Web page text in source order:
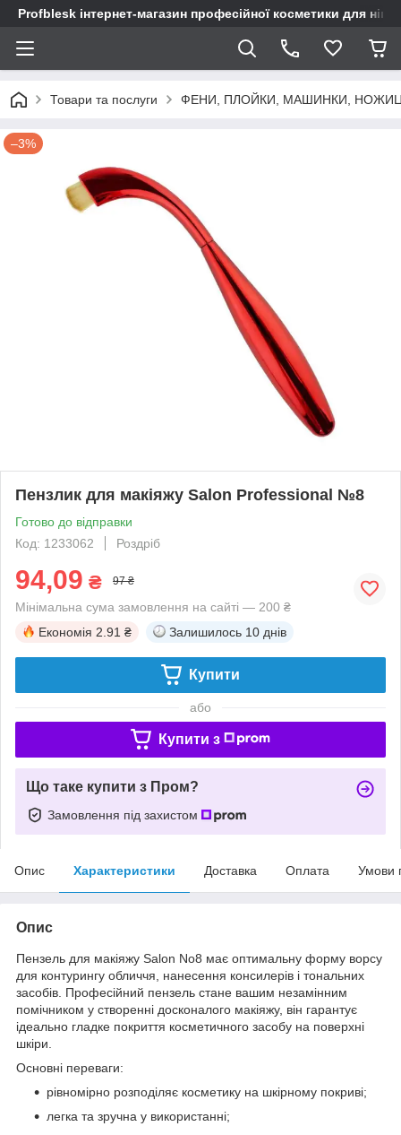
Profblesk інтернет-магазин професійної косметики для
Товари та послуги ФЕНИ, ПЛОЙКИ, МАШИНКИ,
–3%
Пензлик для макіяжу Salon Professional №8
Готово до відправки
Код: 1233062
Роздріб
94,09 ₴ 97 ₴
Мінімальна сума замовлення на сайті — 200 ₴
Економія 2.91 ₴ Залишилось 10 днів
Купити
або
Купити з
Що таке купити з Пром?
Замовлення під захистом
Опис Характеристики Доставка Оплата Умови
Опис
Пензель для макіяжу Salon No8 має оптимальну форму ворсу
для контурингу обличчя, нанесення консилерів і тональних
засобів. Професійний пензель стане вашим незамінним
помічником у створенні досконалого макіяжу, він гарантує
ідеально гладке покриття косметичного засобу на поверхні
шкіри.
Основні переваги:
рівномірно розподіляє косметику на шкірному покриві;
легка та зручна у використанні;